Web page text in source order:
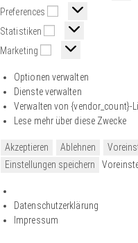
Preferences
Statistiken
Marketing
Optionen verwalten
Dienste verwalten
Verwalten von {vendor_count}-
Lese mehr über diese Zwecke
Akzeptieren Ablehnen
Einstellungen speichern
Datenschutzerklärung
Impressum